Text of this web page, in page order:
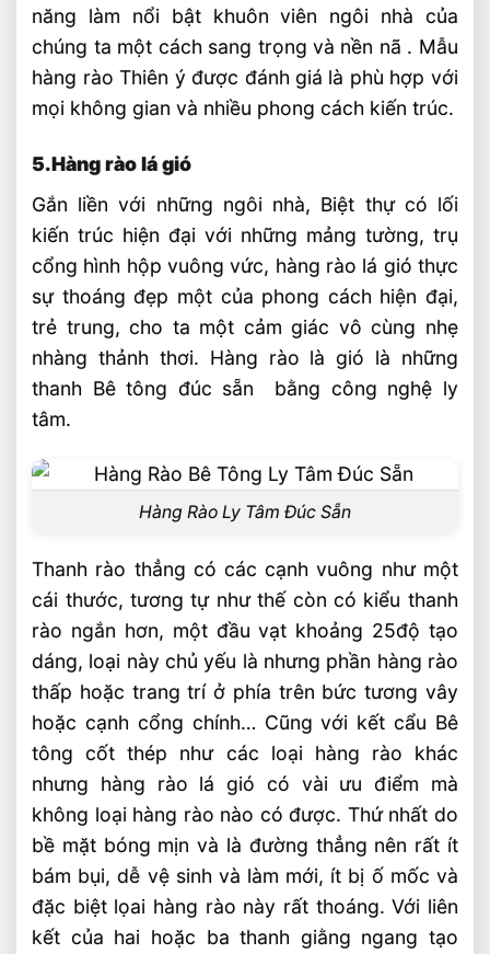
năng làm nổi bật khuôn viên ngôi nhà của
chúng ta một cách sang trọng và nền nã . Mẫu
hàng rào Thiên ý được đánh giá là phù hợp với
mọi không gian và nhiều phong cách kiến trúc.
5.Hàng rào lá gió
Gắn liền với những ngôi nhà, Biệt thự có lối
kiến trúc hiện đại với những mảng tường, trụ
cổng hình hộp vuông vức, hàng rào lá gió thực
sự thoáng đẹp một của phong cách hiện đại,
trẻ trung, cho ta một cảm giác vô cùng nhẹ
nhàng thảnh thơi. Hàng rào là gió là những
thanh Bê tông đúc sẵn bằng công nghệ ly
tâm.
Hàng Rào Ly Tâm Đúc Sẵn
Thanh rào thẳng có các cạnh vuông như một
cái thước, tương tự như thế còn có kiểu thanh
rào ngắn hơn, một đầu vạt khoảng 25độ tạo
dáng, loại này chủ yếu là nhưng phần hàng rào
thấp hoặc trang trí ở phía trên bức tương vây
hoặc cạnh cổng chính… Cũng với kết cẩu Bê
tông cốt thép như các loại hàng rào khác
nhưng hàng rào lá gió có vài ưu điểm mà
không loại hàng rào nào có được. Thứ nhất do
bề mặt bóng mịn và là đường thẳng nên rất ít
bám bụi, dễ vệ sinh và làm mới, ít bị ố mốc và
đặc biệt lọai hàng rào này rất thoáng. Với liên
kết của hai hoặc ba thanh giằng ngang tạo